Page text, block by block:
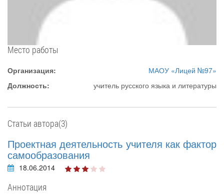
Место работы
Организация:
МАОУ «Лицей №97»
Должность:
учитель русского языка и литературы
Статьи автора(3)
Проектная деятельность учителя как фактор
самообразования
18.06.2014
Аннотация